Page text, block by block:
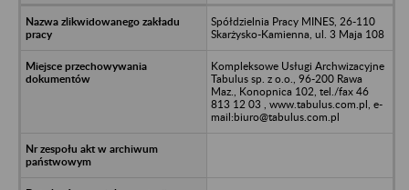
Spółdzielnia Pracy MINES, 26-110
Skarżysko-Kamienna, ul. 3 Maja 108
Kompleksowe Usługi Archwizacyjne
Tabulus sp. z o.o., 96-200 Rawa
Maz., Konopnica 102, tel./fax 46
813 12 03 , www.tabulus.com.pl, e-
mail:biuro@tabulus.com.pl